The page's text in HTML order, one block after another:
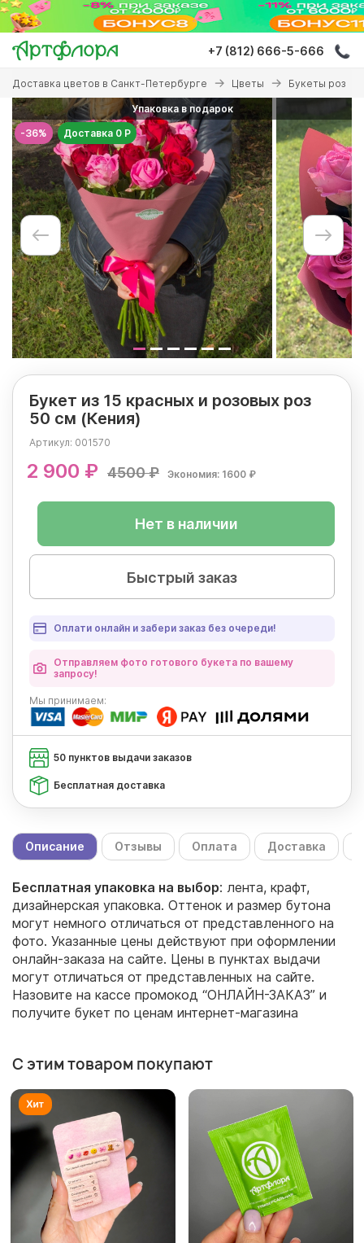
Перейти
основному
содержанию
+7 (812) 666-5-666
Вы
здесь
Доставка цветов в Санкт-Петербурге Цветы Букеты роз
-36%
Упаковка в подарок
Доставка 0 Р
Букет из 15 красных и розовых роз
50 см (Кения)
Артикул: 001570
2 900 ₽ 4500 ₽ Экономия: 1600 ₽
Нет в наличии
Быстрый заказ
Оплати онлайн и забери заказ без очереди!
Отправляем фото готового букета по вашему
запросу!
Мы принимаем:
50 пунктов выдачи заказов
Бесплатная доставка
Описание Отзывы Оплата Доставка
Бесплатная упаковка на выбор: лента, крафт,
дизайнерская упаковка. Оттенок и размер бутона
могут немного отличаться от представленного на
фото. Указанные цены действуют при оформлении
онлайн-заказа на сайте. Цены в пунктах выдачи
могут отличаться от представленных на сайте.
Назовите на кассе промокод “ОНЛАЙН-ЗАКАЗ” и
получите букет по ценам интернет-магазина
С этим товаром покупают